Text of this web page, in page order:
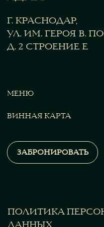
ВСЕ ПРАВА ЗАЩИЩЕНЫ
АДРЕСА СЕРВЕРОВ
ПОЛИТИКА ПЕРСОНАЛЬНЫХ
ДАННЫХ